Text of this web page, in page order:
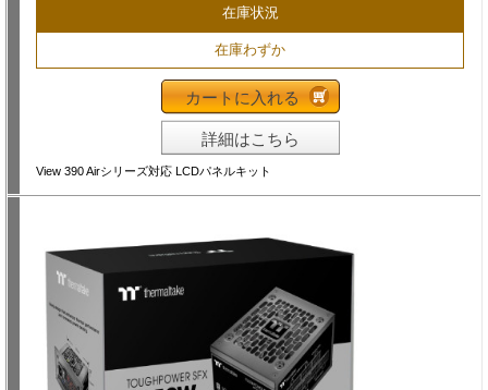
在庫状況
在庫わずか
カートに入れる
詳細はこちら
View 390 Airシリーズ対応 LCDパネルキット